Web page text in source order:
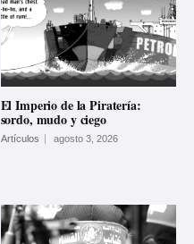
El Imperio de la Piratería:
sordo, mudo y ciego
Artículos agosto 3, 2026